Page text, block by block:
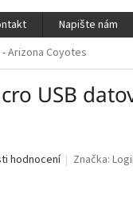
Napište nám
- Arizona Coyotes
USB
hodnocení Značka: